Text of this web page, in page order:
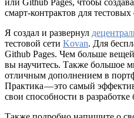
или Github Pages, чтобы
смарт-контрактов для тестовых
Я создал и развернул
тестовой сети Kovan. Для
Github Pages. Чем больше
вы научитесь. Также большое
отличным дополнением в
Практика — это самый
свои способности в разработке